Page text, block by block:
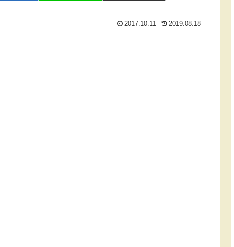
2017.10.11 2019.08.18